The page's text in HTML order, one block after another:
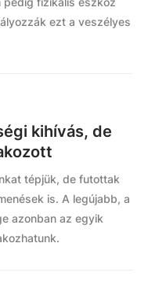
ezt a veszélyes
kihívás, de
tépjük, de futottak
is. A legújabb, a
azonban az egyik